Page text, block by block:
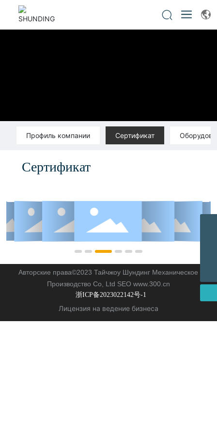
Профиль компании Сертификат
Сертификат
Электронная почта
TEL
+8615005866008
+8615005866008
Авторские права©2023 Тайчжоу Шундинг Механическое
Производство Co, Ltd SEO www.300.cn
浙ICP备2023022142号-1
Лицензия на ведение бизнеса